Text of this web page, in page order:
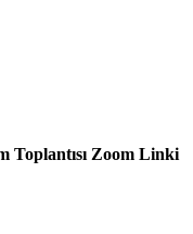
Toplantısı Zoom Linki